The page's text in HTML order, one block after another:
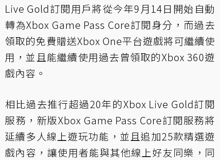
Live Gold訂閱用戶將從今年9月14日開始自動
轉為Xbox Game Pass Core訂閱身分，而過去
領取的免費贈送Xbox One平台遊戲將可繼續使
用，並且能繼續使用過去曾領取的Xbox 360遊
戲內容。
相比過去推行超過20年的Xbox Live Gold訂閱
服務，新版Xbox Game Pass Core訂閱服務將
延續多人線上遊玩功能，並且追加25款精選遊
戲內容，讓使用者能與其他線上好友同樂，同